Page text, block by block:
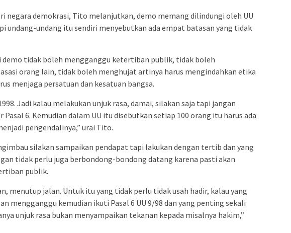
negara demokrasi, Tito melanjutkan, demo memang dilindungi oleh UU
undang-undang itu sendiri menyebutkan ada empat batasan yang tidak
tidak boleh mengganggu ketertiban publik, tidak boleh
orang lain, tidak boleh menghujat artinya harus mengindahkan etika
menjaga persatuan dan kesatuan bangsa.
Jadi kalau melakukan unjuk rasa, damai, silakan saja tapi jangan
6. Kemudian dalam UU itu disebutkan setiap 100 orang itu harus ada
pengendalinya,” urai Tito.
silakan sampaikan pendapat tapi lakukan dengan tertib dan yang
tidak perlu juga berbondong-bondong datang karena pasti akan
publik.
menutup jalan. Untuk itu yang tidak perlu tidak usah hadir, kalau yang
mengganggu kemudian ikuti Pasal 6 UU 9/98 dan yang penting sekali
unjuk rasa bukan menyampaikan tekanan kepada misalnya hakim,”